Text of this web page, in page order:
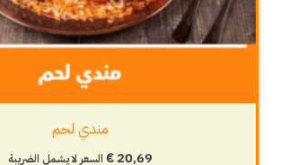
مندي لحم
€20,69 السعر لا يشمل الضريبة